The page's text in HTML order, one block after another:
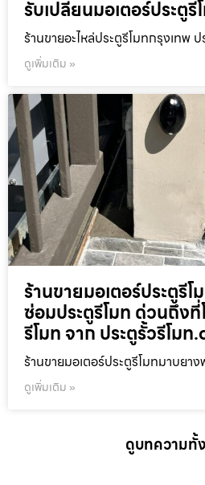
รับเปลี่ยนมอเตอร์ประตูรี
ร้านขายอะไหล่ประตูรีโมทกรุงเทพ ป
ดูเพิ่มเติม »
ร้านขายมอเตอร์ประตูรี
ซ่อมประตูรีโมท ด่วนถึง
รีโมท จาก ประตูรั้วรีโมท
ร้านขายมอเตอร์ประตูรีโมทมาบยา
ดูเพิ่มเติม »
ดูบทความทั้